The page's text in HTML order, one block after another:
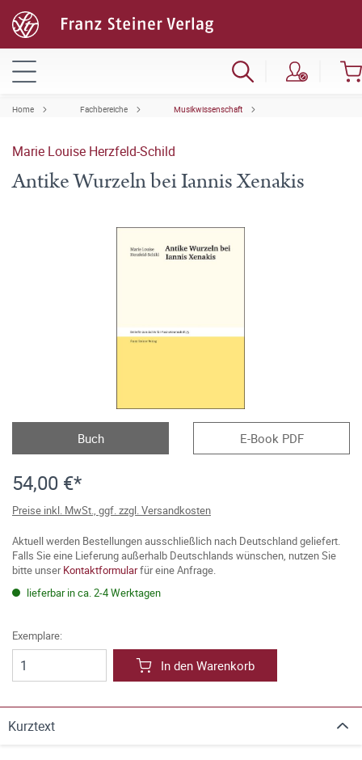
Home Fachbereiche Musikwissenschaft
Marie Louise Herzfeld-Schild
Antike Wurzeln bei Iannis Xenakis
Buch E-Book PDF
54,00 €*
Preise inkl. MwSt., ggf. zzgl. Versandkosten
Aktuell werden Bestellungen ausschließlich nach Deutschland geliefert.
Falls Sie eine Lieferung außerhalb Deutschlands wünschen, nutzen Sie
bitte unserKontaktformularfür eine Anfrage.
lieferbar in ca. 2-4 Werktagen
Exemplare:
In den Warenkorb
Kurztext